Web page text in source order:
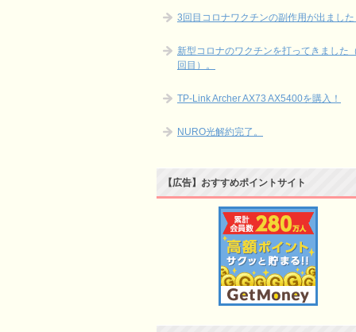
3回目コロナワクチンの副作用が出まし
新型コロナのワクチンを打ってきました
回目）。
TP-Link Archer AX73 AX5400を購入！
NURO光解約完了。
【広告】おすすめポイントサイト